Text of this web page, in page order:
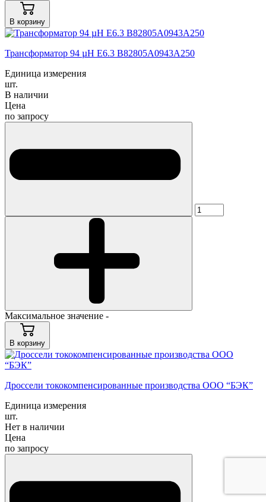
В корзину
Трансформатор 94 µH E6.3 B82805A0943A250
Единица измерения
шт.
В наличии
Цена
по запросу
Максимальное значение -
В корзину
Дроссели тококомпенсированные производства ООО “БЭК”
Единица измерения
шт.
Нет в наличии
Цена
по запросу